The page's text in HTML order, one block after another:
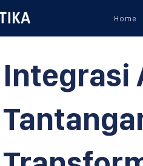
Home
Integrasi